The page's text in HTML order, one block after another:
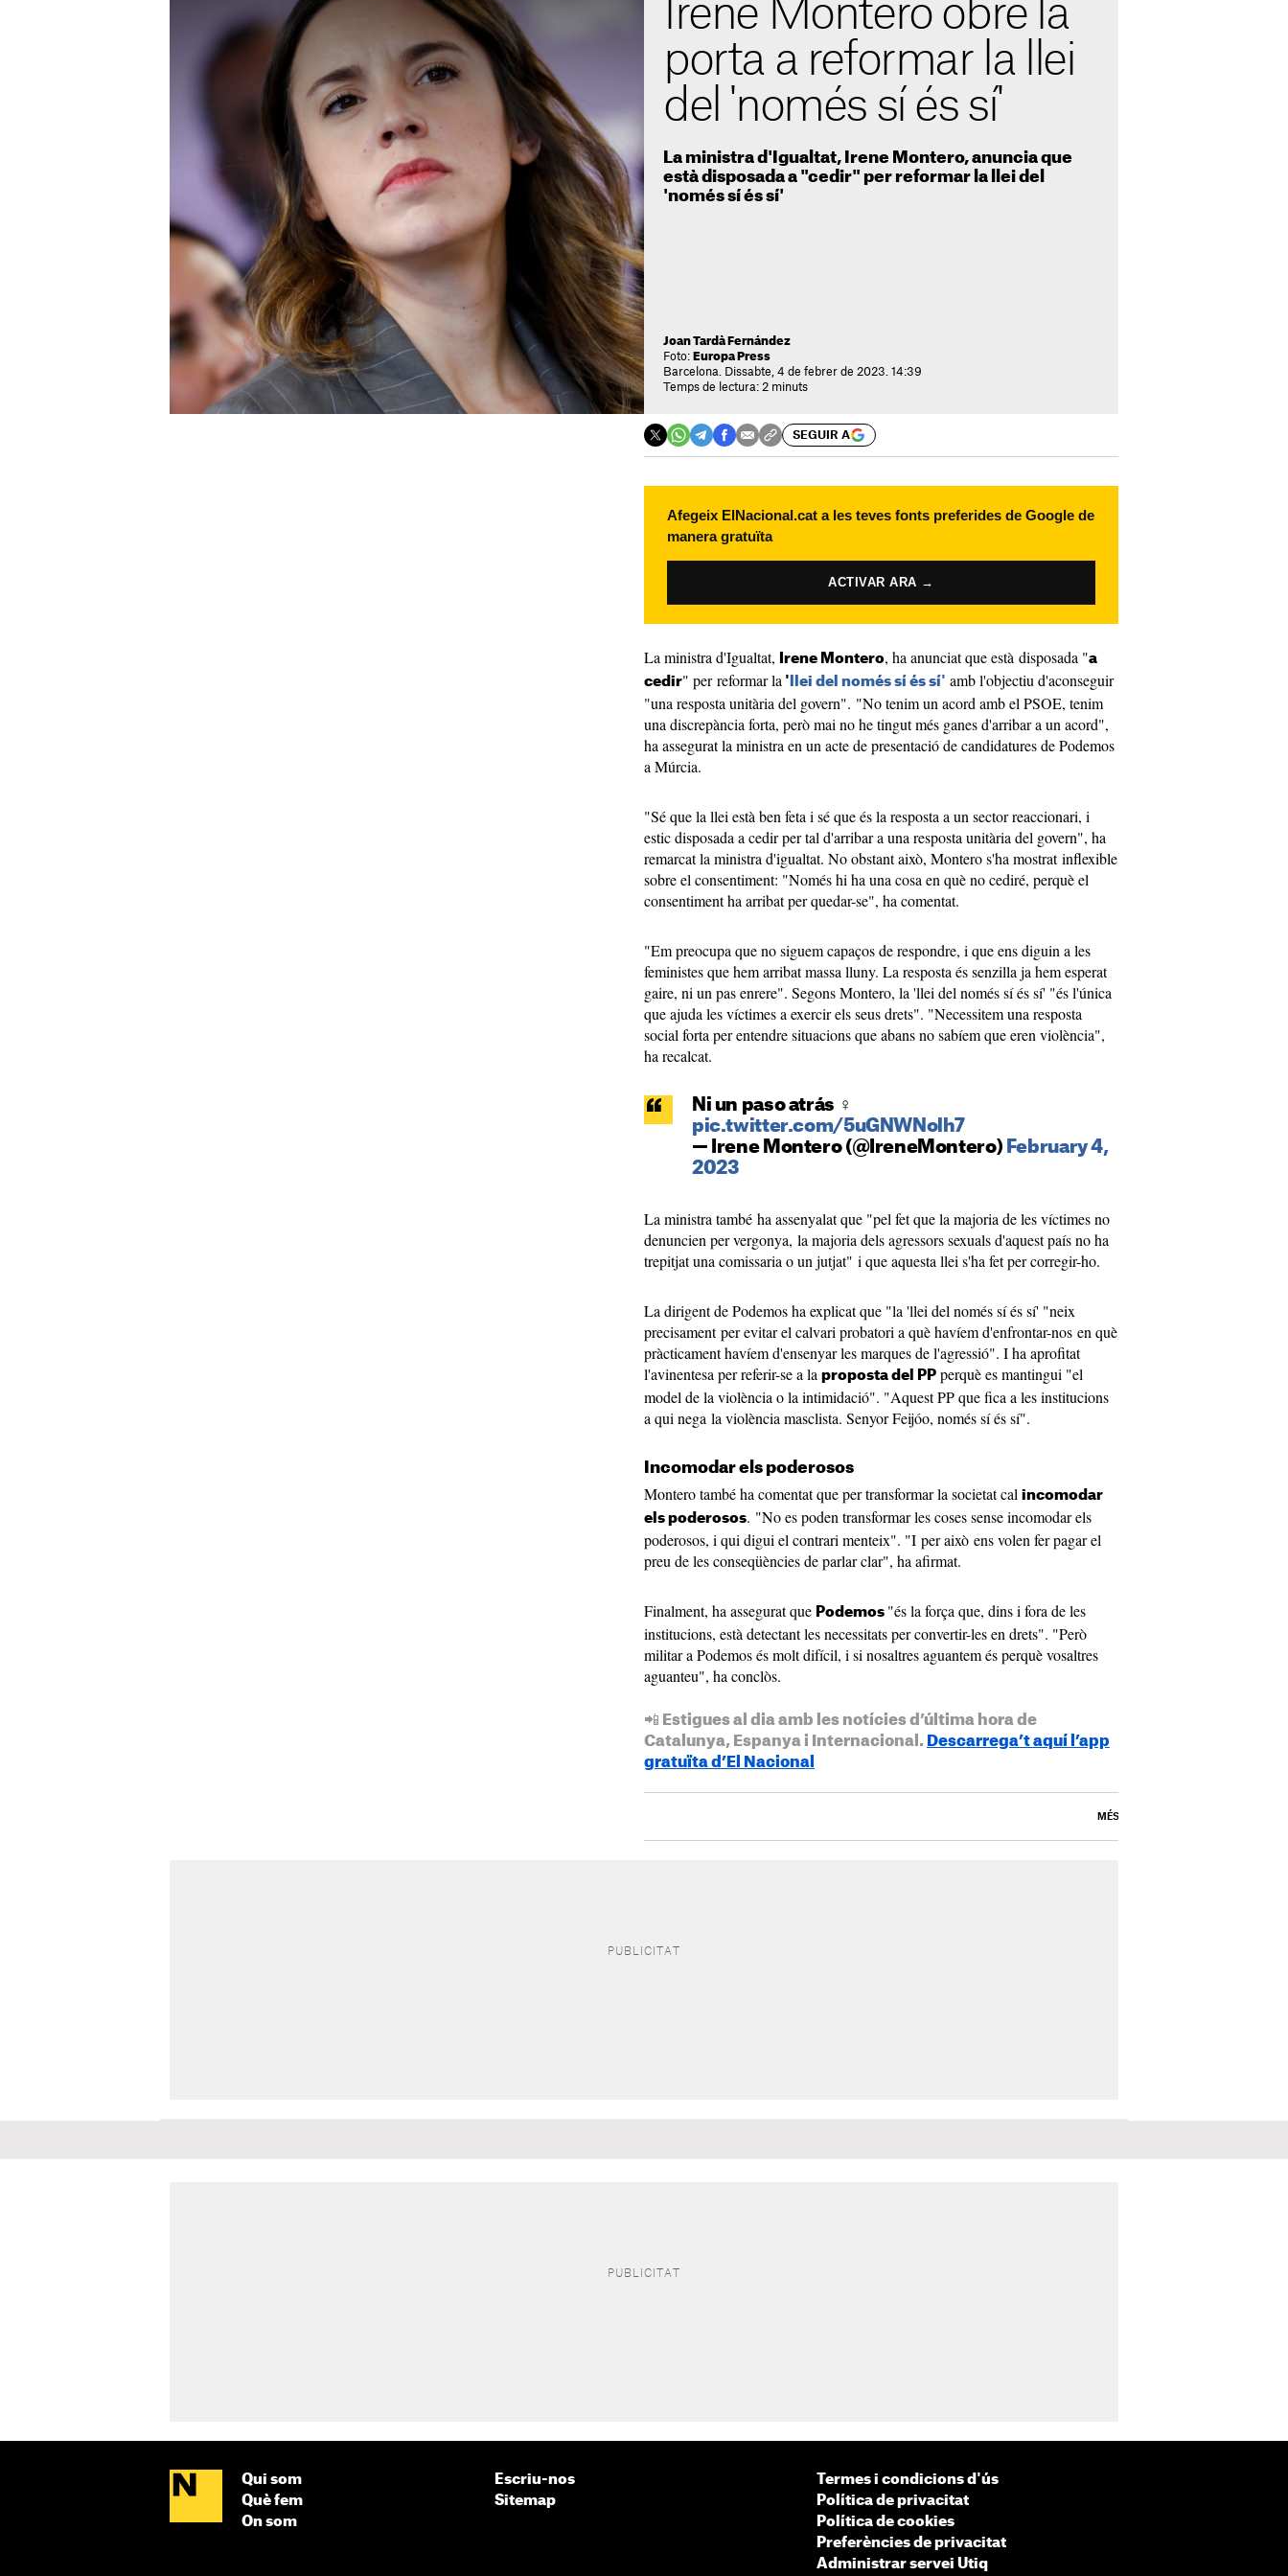
Irene Montero obre la
porta a reformar la llei
del 'només sí és sí'
La ministra d'Igualtat, Irene Montero, anuncia que
està disposada a "cedir" per reformar la llei del
'només sí és sí'
Joan Tardà Fernández
Foto: Europa Press
Barcelona. Dissabte, 4 de febrer de 2023. 14:39
Temps de lectura: 2 minuts
SEGUIR A
Afegeix ElNacional.cat a les teves fonts preferides de Google de
manera gratuïta
ACTIVAR ARA →
La ministra d'Igualtat, Irene Montero, ha anunciat que està disposada "a
cedir" per reformar la ' llei del només sí és sí' amb l'objectiu d'aconseguir
"una resposta unitària del govern". "No tenim un acord amb el PSOE, tenim
una discrepància forta, però mai no he tingut més ganes d'arribar a un acord",
ha assegurat la ministra en un acte de presentació de candidatures de Podemos
a Múrcia.
"Sé que la llei està ben feta i sé que és la resposta a un sector reaccionari, i
estic disposada a cedir per tal d'arribar a una resposta unitària del govern", ha
remarcat la ministra d'igualtat. No obstant això, Montero s'ha mostrat inflexible
sobre el consentiment: "Només hi ha una cosa en què no cediré, perquè el
consentiment ha arribat per quedar-se", ha comentat.
"Em preocupa que no siguem capaços de respondre, i que ens diguin a les
feministes que hem arribat massa lluny. La resposta és senzilla ja hem esperat
gaire, ni un pas enrere". Segons Montero, la 'llei del només sí és sí' "és l'única
que ajuda les víctimes a exercir els seus drets". "Necessitem una resposta
social forta per entendre situacions que abans no sabíem que eren violència",
ha recalcat.
Ni un paso atrás ♀️
pic.twitter.com/5uGNWNolh7
— Irene Montero (@IreneMontero) February 4,
2023
La ministra també ha assenyalat que "pel fet que la majoria de les víctimes no
denuncien per vergonya, la majoria dels agressors sexuals d'aquest país no ha
trepitjat una comissaria o un jutjat" i que aquesta llei s'ha fet per corregir-ho.
La dirigent de Podemos ha explicat que "la 'llei del només sí és sí' "neix
precisament per evitar el calvari probatori a què havíem d'enfrontar-nos en què
pràcticament havíem d'ensenyar les marques de l'agressió". I ha aprofitat
l'avinentesa per referir-se a la proposta del PP perquè es mantingui "el
model de la violència o la intimidació". "Aquest PP que fica a les institucions
a qui nega la violència masclista. Senyor Feijóo, només sí és sí".
Incomodar els poderosos
Montero també ha comentat que per transformar la societat cal incomodar
els poderosos. "No es poden transformar les coses sense incomodar els
poderosos, i qui digui el contrari menteix". "I per això ens volen fer pagar el
preu de les conseqüències de parlar clar", ha afirmat.
Finalment, ha assegurat que Podemos "és la força que, dins i fora de les
institucions, està detectant les necessitats per convertir-les en drets". "Però
militar a Podemos és molt difícil, i si nosaltres aguantem és perquè vosaltres
aguanteu", ha conclòs.
📲 Estigues al dia amb les notícies d’última hora de
Catalunya, Espanya i Internacional. Descarrega’t aquí l’app
gratuïta d’El Nacional
MÉS
Qui som
Què fem
On som
Escriu-nos
Sitemap
Termes i condicions d'ús
Política de privacitat
Política de cookies
Preferències de privacitat
Administrar servei Utiq